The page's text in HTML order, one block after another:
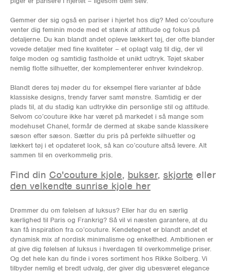
Gemmer der sig også en pariser i hjertet hos dig? Med co’couture
venter dig feminin mode med et stænk af attitude og fokus på
detaljerne. Du kan blandt andet opleve lækkert tøj, der ofte blander
vovede detaljer med fine kvaliteter – et oplagt valg til dig, der vil
følge moden og samtidig fastholde et unikt udtryk. Tøjet skaber
nemlig flotte silhuetter, der komplementerer enhver kvindekrop.
Blandt deres tøj møder du for eksempel flere varianter af både
klassiske designs, trendy farver samt mønstre. Samtidig er der
plads til, at du stadig kan udtrykke din personlige stil og attitude.
Selvom co’couture ikke har været på markedet i så mange som
modehuset Chanel, formår de dermed at skabe sande klassikere
sæson efter sæson. Sætter du pris på perfekte silhuetter og
lækkert tøj i et opdateret look, så kan co’couture altså levere. Alt
sammen til en overkommelig pris.
Find din Co'couture kjole, bukser, skjorte eller
den velkendte sunrise kjole her
Drømmer du om følelsen af luksus? Eller har du en særlig
kærlighed til Paris og Frankrig? Så vil vi næsten garantere, at du
kan få inspiration fra co’couture. Kendetegnet er blandt andet et
dynamisk mix af nordisk minimalisme og enkelthed. Ambitionen er
at give dig følelsen af luksus i hverdagen til overkommelige priser.
Og det hele kan du finde i vores sortiment hos Rikke Solberg. Vi
tilbyder nemlig et bredt udvalg, der giver dig ubesværet elegance